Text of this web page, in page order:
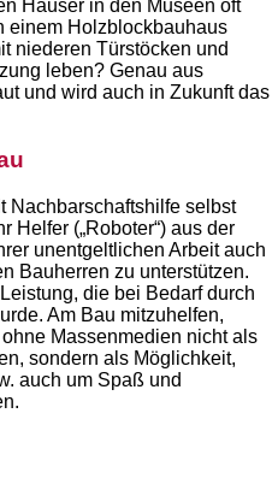
Häuser in den Museen oft
einem Holzblockbauhaus
niederen Türstöcken und
leben? Genau aus
und wird auch in Zukunft das
Nachbarschaftshilfe selbst
Helfer („Roboter“) aus der
unentgeltlichen Arbeit auch
Bauherren zu unterstützen.
die bei Bedarf durch
Am Bau mitzuhelfen,
Massenmedien nicht als
sondern als Möglichkeit,
auch um Spaß und